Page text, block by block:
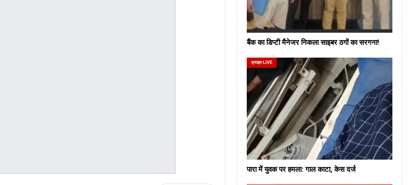
बैंक का डिप्टी मैनेजर निकला साइबर ठगों का सरगना!
क्राइम LIVE
पारा में युवक पर हमला: गाल काटा, केस दर्ज